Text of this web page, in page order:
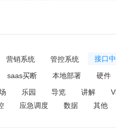
营销系统 管控系统 接口
saas买断 本地部署 硬件
乐园 导览 讲解
应急调度 数据 其他